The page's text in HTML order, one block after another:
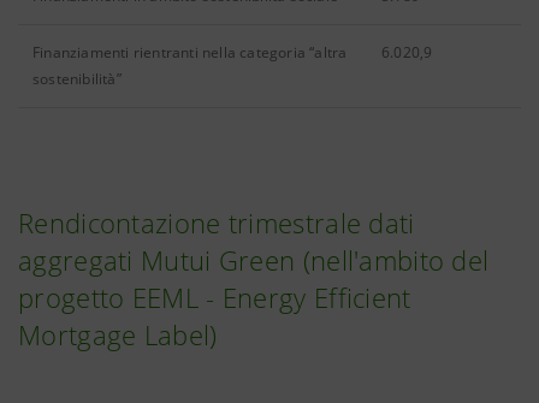
Finanziamenti rientranti nella categoria “altra
sostenibilità”
6.020,9
Rendicontazione trimestrale dati
aggregati Mutui Green (nell'ambito del
progetto EEML - Energy Efficient
Mortgage Label)